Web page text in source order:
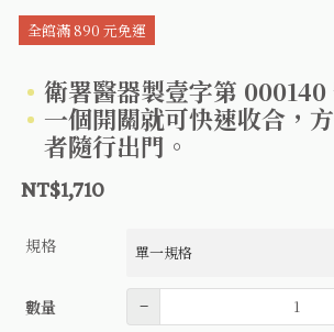
全館滿 890 元免運
衛署醫器製壹字第 000140
一個開關就可快速收合，
者隨行出門。
NT$1,710
規格
數量 數量–